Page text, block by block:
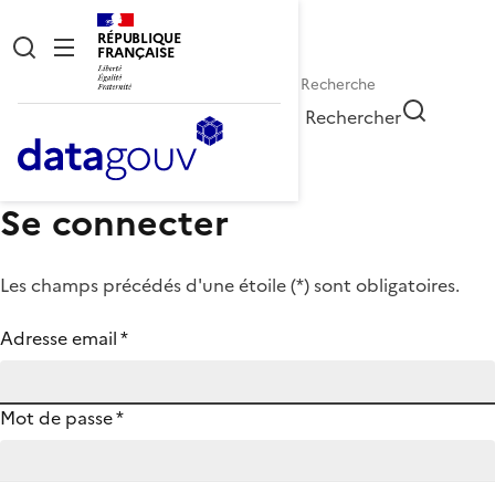
RÉPUBLIQUE
FRANÇAISE
Rechercher
Se connecter
Les champs précédés d'une étoile (*) sont obligatoires.
Adresse email*
Mot de passe*